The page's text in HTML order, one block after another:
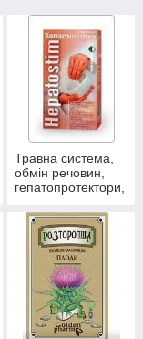
Травна система,
обмін речовин,
гепатопротектори,